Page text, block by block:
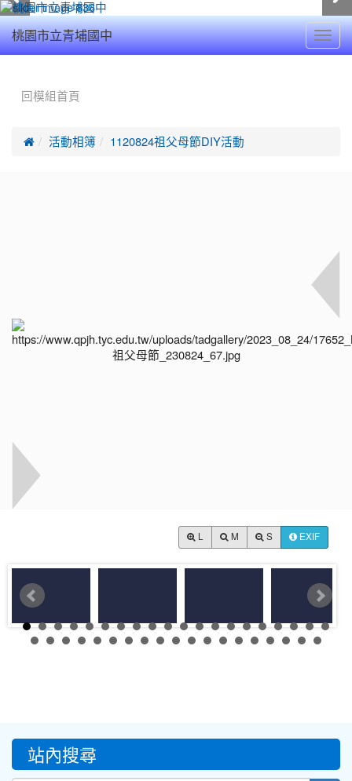
桃園市立青埔國中
回模組首頁
 活動相簿 1120824祖父母節DIY活動
M S EXIF
::: 站內搜尋